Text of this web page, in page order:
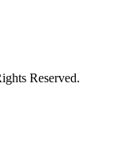
Reserved.